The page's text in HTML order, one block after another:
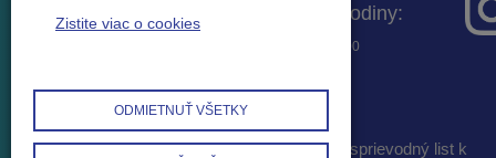
SK3202000000002441328254
2022227306
Otváracie hodiny:
Po-Pi 7:30 – 17:00
obchodné podmienky a reklamačný poriadok sprievodný list k
Zistite viac o cookies
ODMIETNUŤ VŠETKY